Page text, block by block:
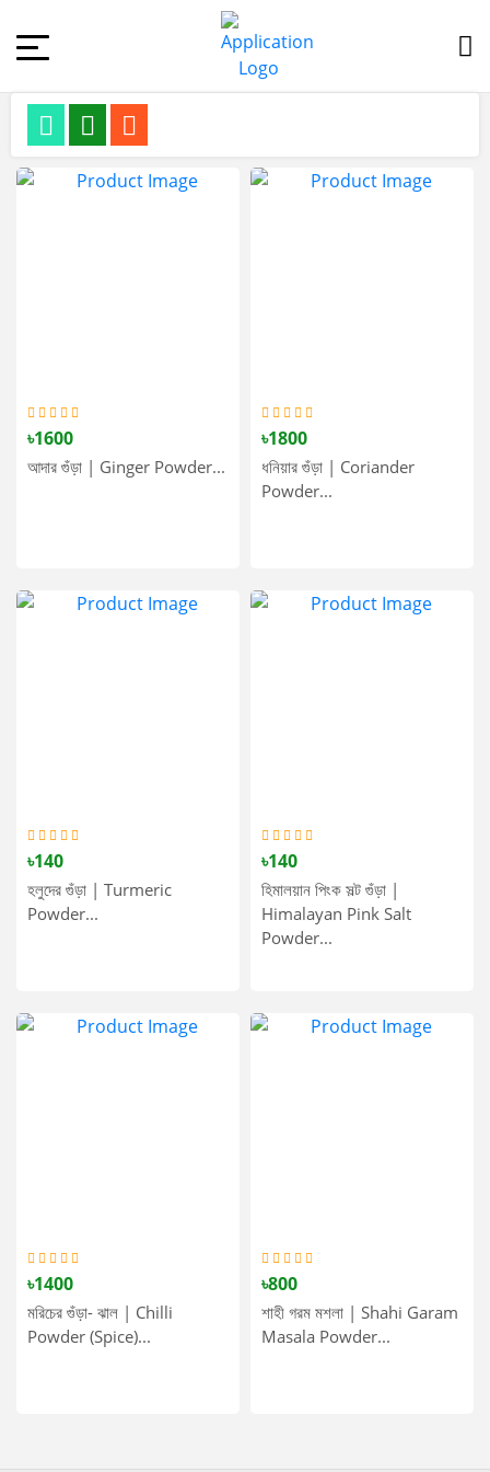
৳1600
আদার গুঁড়া | Ginger Powder...
৳1800
ধনিয়ার গুঁড়া | Coriander
Powder...
৳140
হলুদের গুঁড়া | Turmeric
Powder...
৳140
হিমালয়ান পিংক সল্ট গুঁড়া |
Himalayan Pink Salt
Powder...
৳1400
মরিচের গুঁড়া- ঝাল | Chilli
Powder (Spice)...
৳800
শাহী গরম মশলা | Shahi Garam
Masala Powder...